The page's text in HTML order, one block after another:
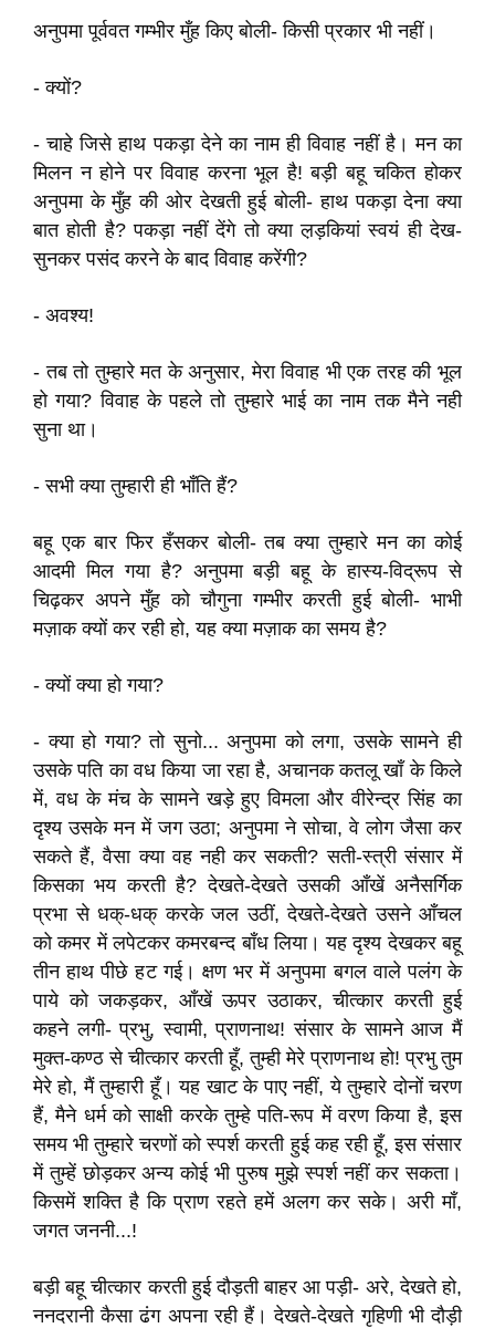
अनुपमा पूर्ववत गम्भीर मुँह किए बोली- किसी प्रकार भी नहीं।
- क्यों?
- चाहे जिसे हाथ पकड़ा देने का नाम ही विवाह नहीं है। मन का
मिलन न होने पर विवाह करना भूल है! बड़ी बहू चकित होकर
अनुपमा के मुँह की ओर देखती हुई बोली- हाथ पकड़ा देना क्या
बात होती है? पकड़ा नहीं देंगे तो क्या ल़ड़कियां स्वयं ही देख-
सुनकर पसंद करने के बाद विवाह करेंगी?
- अवश्य!
- तब तो तुम्हारे मत के अनुसार, मेरा विवाह भी एक तरह की भूल
हो गया? विवाह के पहले तो तुम्हारे भाई का नाम तक मैने नही
सुना था।
- सभी क्या तुम्हारी ही भाँति हैं?
बहू एक बार फिर हँसकर बोली- तब क्या तुम्हारे मन का कोई
आदमी मिल गया है? अनुपमा बड़ी बहू के हास्य-विद्रूप से
चिढ़कर अपने मुँह को चौगुना गम्भीर करती हुई बोली- भाभी
मज़ाक क्यों कर रही हो, यह क्या मज़ाक का समय है?
- क्यों क्या हो गया?
- क्या हो गया? तो सुनो... अनुपमा को लगा, उसके सामने ही
उसके पति का वध किया जा रहा है, अचानक कतलू खाँ के किले
में, वध के मंच के सामने खड़े हुए विमला और वीरेन्द्र सिंह का
दृश्य उसके मन में जग उठा; अनुपमा ने सोचा, वे लोग जैसा कर
सकते हैं, वैसा क्या वह नही कर सकती? सती-स्त्री संसार में
किसका भय करती है? देखते-देखते उसकी आँखें अनैसर्गिक
प्रभा से धक्-धक् करके जल उठीं, देखते-देखते उसने आँचल
को कमर में लपेटकर कमरबन्द बाँध लिया। यह दृश्य देखकर बहू
तीन हाथ पीछे हट गई। क्षण भर में अनुपमा बगल वाले पलंग के
पाये को जकड़कर, आँखें ऊपर उठाकर, चीत्कार करती हुई
कहने लगी- प्रभु, स्वामी, प्राणनाथ! संसार के सामने आज मैं
मुक्त-कण्ठ से चीत्कार करती हूँ, तुम्ही मेरे प्राणनाथ हो! प्रभु तुम
मेरे हो, मैं तुम्हारी हूँ। यह खाट के पाए नहीं, ये तुम्हारे दोनों चरण
हैं, मैने धर्म को साक्षी करके तुम्हे पति-रूप में वरण किया है, इस
समय भी तुम्हारे चरणों को स्पर्श करती हुई कह रही हूँ, इस संसार
में तुम्हें छोड़कर अन्य कोई भी पुरुष मुझे स्पर्श नहीं कर सकता।
किसमें शक्ति है कि प्राण रहते हमें अलग कर सके। अरी माँ,
जगत जननी...!
बड़ी बहू चीत्कार करती हुई दौड़ती बाहर आ पड़ी- अरे, देखते हो,
ननदरानी कैसा ढंग अपना रही हैं। देखते-देखते गृहिणी भी दौड़ी